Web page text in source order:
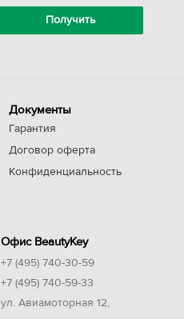
Документы
Гарантия
Договор оферта
Конфиденциальность
Офис BeautyKey
+7 (495) 740-30-59
+7 (495) 740-59-33
ул. Авиамоторная 12,